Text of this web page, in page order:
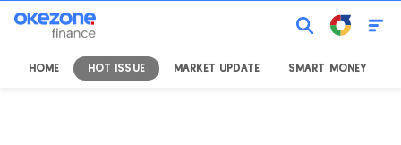
HOME HOT ISSUE MARKET UPDATE SMART MONEY